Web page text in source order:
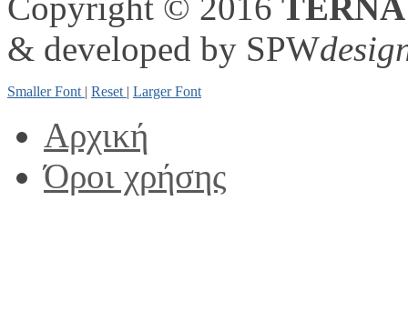
Copyright © 2016
& developed by SPW
Smaller Font | Reset | Larger Font
Αρχική
Όροι χρήσης